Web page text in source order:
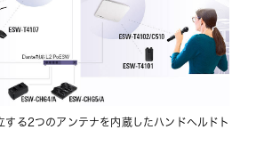
る2つのアンテナを内蔵したハンドヘルドト